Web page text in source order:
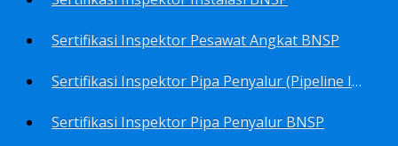
Sertifikasi Inspektor Pesawat Angkat BNSP
Sertifikasi Inspektor Pipa Penyalur (Pipeline Inspector) BNSP
Sertifikasi Inspektor Pipa Penyalur BNSP